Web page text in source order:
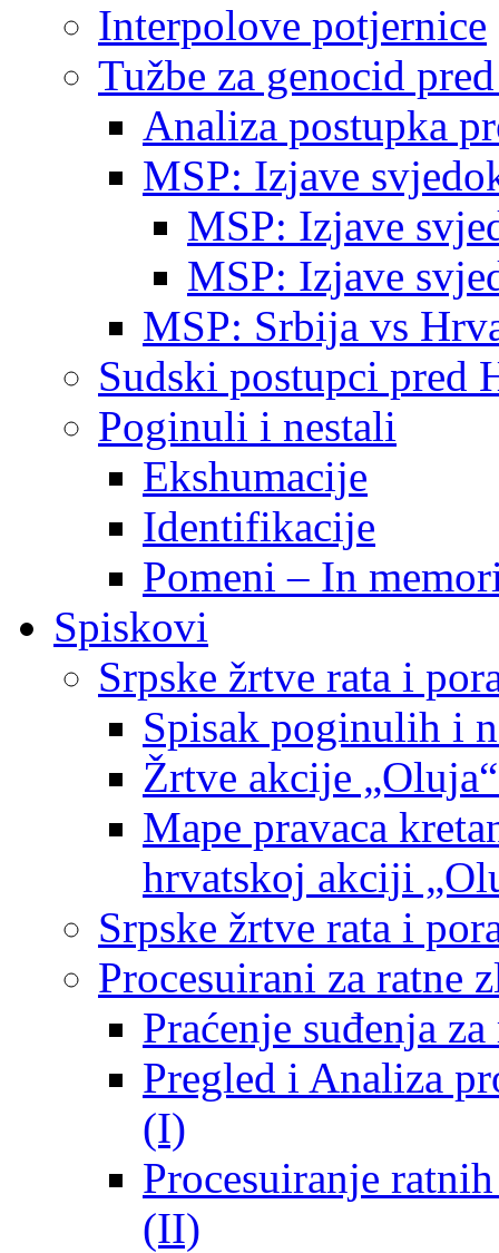
Interpolove potjernice
Tužbe za genocid
Analiza postupka
MSP: Izjave
MSP: Izjave
MSP: Izjave
MSP: Srbija vs
Sudski postupci pred
Poginuli i nestali
Ekshumacije
Identifikacije
Pomeni – In
Spiskovi
Srpske žrtve rata i
Spisak poginulih i
Žrtve akcije
Mape pravaca
hrvatskoj akciji
Srpske žrtve rata i
Procesuirani za ratne
Praćenje suđenja
Pregled i Analiza
(I)
Procesuiranje
(II)